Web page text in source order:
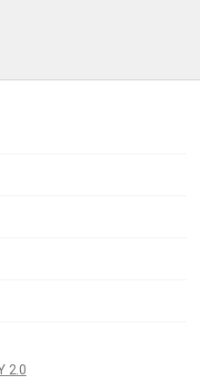
2.0